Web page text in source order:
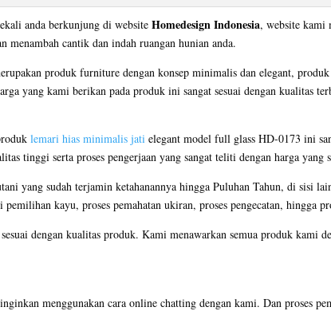
anda berkunjung di website Homedesign Indonesia, website kami
menambah cantik dan indah ruangan hunian anda.
produk furniture dengan konsep minimalis dan elegant,
yang kami berikan pada produk ini sangat sesuai dengan kualitas
lemari hias minimalis jati elegant model full glass HD-0173 ini
tinggi serta proses pengerjaan yang sangat teliti dengan harga
yang sudah terjamin ketahanannya hingga Puluhan Tahun, di sisi
kayu, proses pemahatan ukiran, proses pengecatan, hingga
dengan kualitas produk. Kami menawarkan semua produk kami
menggunakan cara online chatting dengan kami. Dan proses